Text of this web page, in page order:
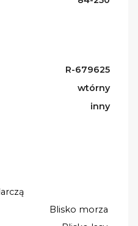
R-679625
wtórny
inny
Blisko morza